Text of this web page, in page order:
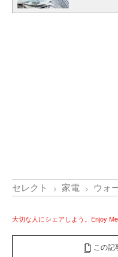
セレクト 家電 ウォ
大切な人にシェアしよう。Enjoy
この